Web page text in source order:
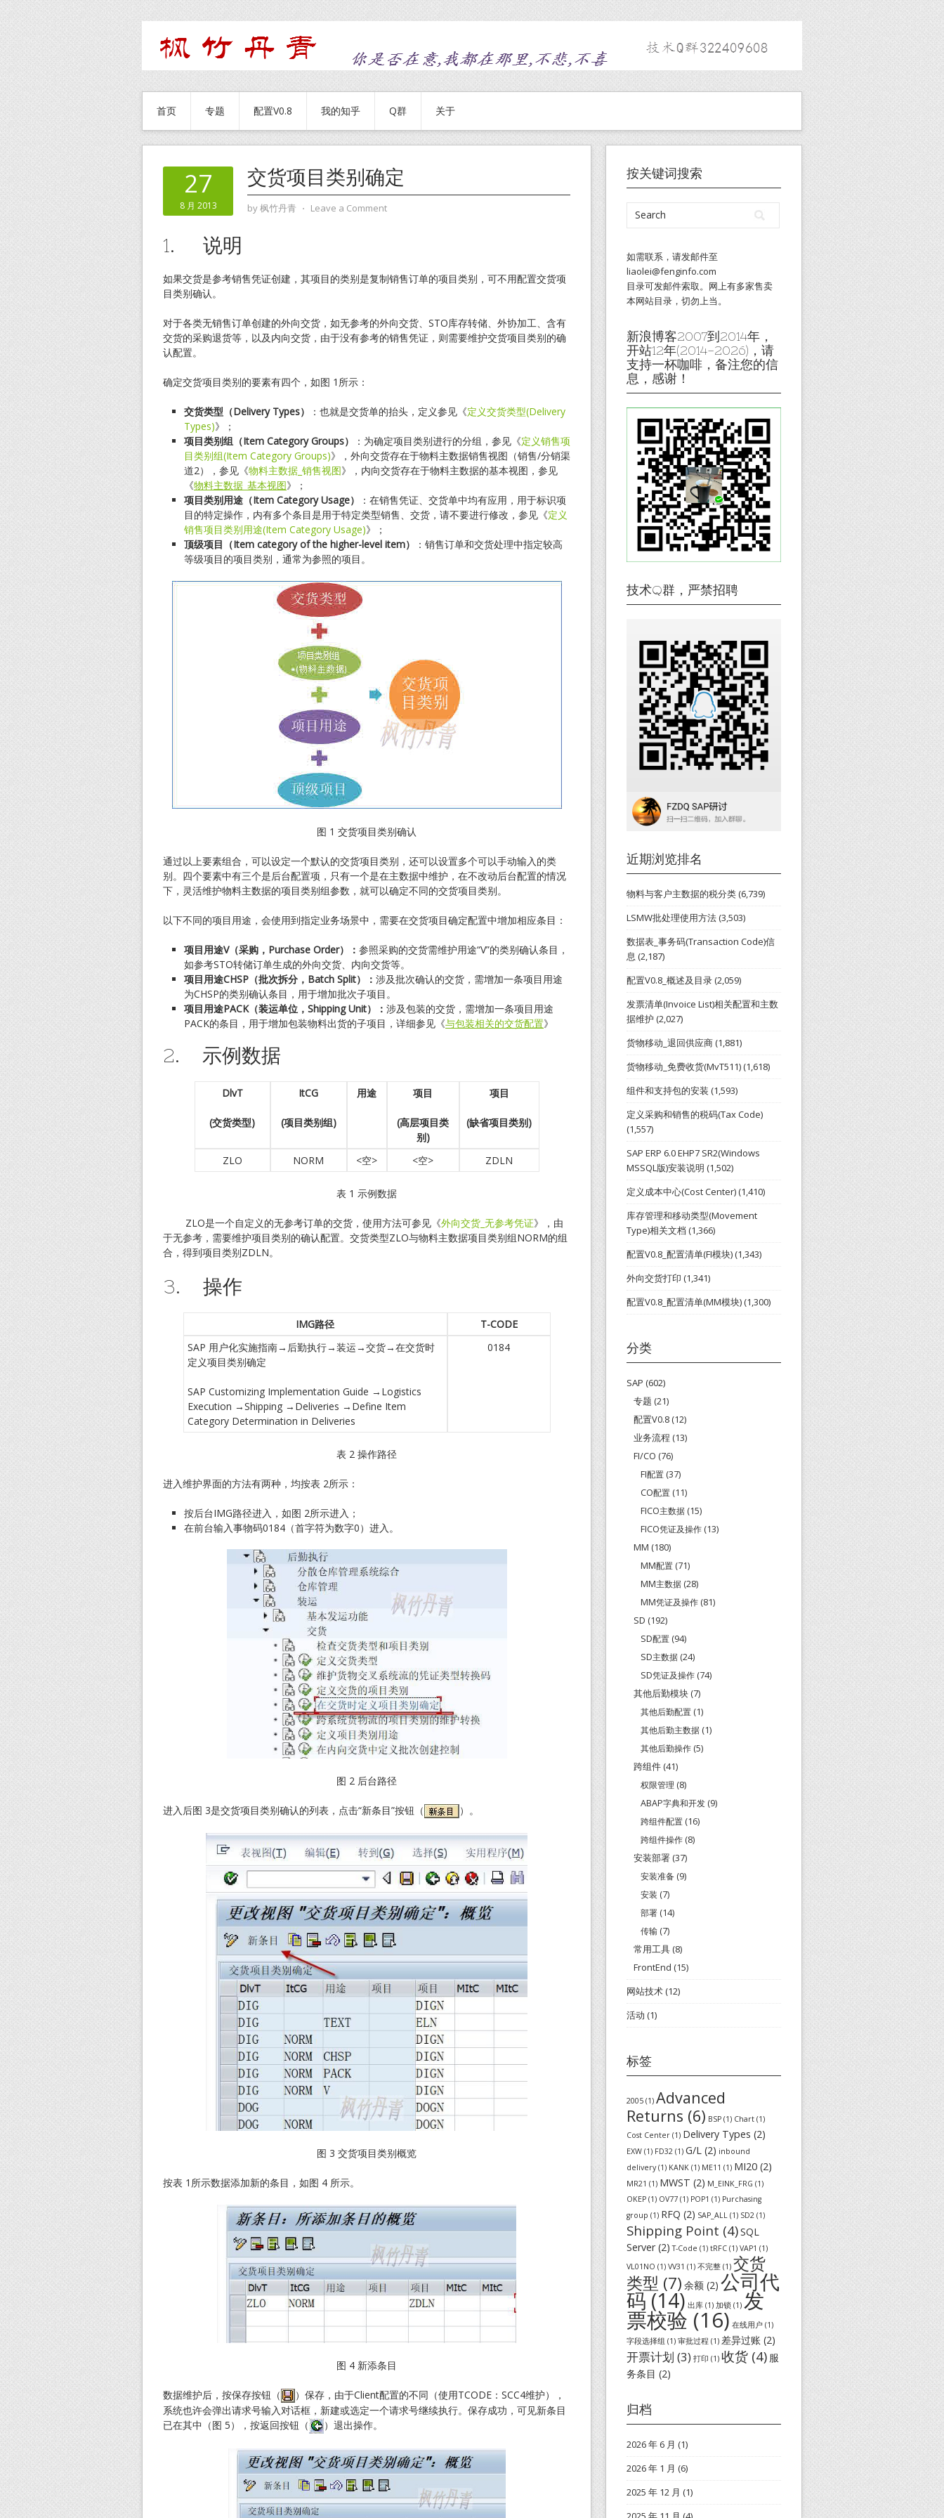
首页 专题 配置V0.8 我的知乎 Q群 关于
27
8 月 2013
交货项目类别确定
by枫竹丹青 ⋅ Leave a Comment
1. 说明
如果交货是参考销售凭证创建，其项目的类别是复制销售订单的项目类别，可不用配置交货项
目类别确认。
对于各类无销售订单创建的外向交货，如无参考的外向交货、STO库存转储、外协加工、含有
交货的采购退货等，以及内向交货，由于没有参考的销售凭证，则需要维护交货项目类别的确
认配置。
确定交货项目类别的要素有四个，如图 1所示：
交货类型（Delivery Types） ：也就是交货单的抬头，定义参见《定义交货类型(Delivery
Types)》；
项目类别组（Item Category Groups） ：为确定项目类别进行的分组，参见《定义销售项
目类别组(Item Category Groups)》，外向交货存在于物料主数据销售视图（销售/分销渠
道2），参见《物料主数据_销售视图》，内向交货存在于物料主数据的基本视图，参见
《物料主数据_基本视图》；
项目类别用途（Item Category Usage）
：在销售凭证、交货单中均有应用，用于标识项
目的特定操作，内有多个条目是用于特定类型销售、交货，请不要进行修改，参见《定义
销售项目类别用途(Item Category Usage)》；
顶级项目（Item category of the higher-level item）
：销售订单和交货处理中指定较高
等级项目的项目类别，通常为参照的项目。
图 1 交货项目类别确认
通过以上要素组合，可以设定一个默认的交货项目类别，还可以设置多个可以手动输入的类
别。四个要素中有三个是后台配置项，只有一个是在主数据中维护，在不改动后台配置的情况
下，灵活维护物料主数据的项目类别组参数，就可以确定不同的交货项目类别。
以下不同的项目用途，会使用到指定业务场景中，需要在交货项目确定配置中增加相应条目：
项目用途V（采购，Purchase Order）： 参照采购的交货需维护用途“V”的类别确认条目，
如参考STO转储订单生成的外向交货、内向交货等。
项目用途CHSP （批次拆分，Batch Split）： 涉及批次确认的交货，需增加一条项目用途
为CHSP的类别确认条目，用于增加批次子项目。
项目用途PACK（装运单位，Shipping Unit）： 涉及包装的交货，需增加一条项目用途
PACK的条目，用于增加包装物料出货的子项目，详细参见《与包装相关的交货配置》
2. 示例数据
DlvT
(交货类型)
ItCG
(项目类别组)
用途 项目
(高层项目类
别)
项目
(缺省项目类别)
ZLO NORM <空> <空> ZDLN
表 1 示例数据
ZLO是一个自定义的无参考订单的交货，使用方法可参见《外向交货_无参考凭证》，由
于无参考，需要维护项目类别的确认配置。交货类型ZLO与物料主数据项目类别组NORM的组
合，得到项目类别ZDLN。
3. 操作
IMG路径
T-CODE
SAP 用户化实施指南→后勤执行→装运→交货→在交货时
定义项目类别确定
SAP Customizing Implementation Guide →Logistics
Execution →Shipping →Deliveries →Define Item
Category Determination in Deliveries
0184
表 2 操作路径
进入维护界面的方法有两种，均按表 2所示：
按后台IMG路径进入，如图 2所示进入；
在前台输入事物码0184（首字符为数字0）进入。
图 2 后台路径
进入后图 3是交货项目类别确认的列表，点击“新条目”按钮（ ）。
图 3 交货项目类别概览
按表 1所示数据添加新的条目，如图 4 所示。
图 4 新添条目
数据维护后，按保存按钮（
）保存，由于Client配置的不同（使用TCODE：SCC4维护），
系统也许会弹出请求号输入对话框，新建或选定一个请求号继续执行。保存成功，可见新条目
已在其中（图 5），按返回按钮（
）退出操作。
按关键词搜索
如需联系，请发邮件至
liaolei@fenginfo.com
目录可发邮件索取。网上有多家售卖
本网站目录，切勿上当。
新浪博客2007到2014年，
开站12年(2014-2026)，请
支持一杯咖啡，备注您的信
息，感谢！
技术Q群，严禁招聘
近期浏览排名
物料与客户主数据的税分类(6,739)
LSMW批处理使用方法(3,503)
数据表_事务码(Transaction Code)信
息 (2,187)
配置V0.8_概述及目录(2,059)
发票清单(Invoice List)相关配置和主数
据维护 (2,027)
货物移动_退回供应商(1,881)
货物移动_免费收货(MvT511)(1,618)
组件和支持包的安装 (1,593)
定义采购和销售的税码(Tax Code)
(1,557)
SAP ERP 6.0 EHP7 SR2(Windows
MSSQL版)安装说明 (1,502)
定义成本中心(Cost Center)(1,410)
库存管理和移动类型(Movement
Type)相关文档 (1,366)
配置V0.8_配置清单(FI模块)(1,343)
外向交货打印 (1,341)
配置V0.8_配置清单(MM模块)(1,300)
分类
SAP (602)
专题 (21)
配置V0.8 (12)
业务流程 (13)
FI/CO (76)
FI配置 (37)
CO配置 (11)
FICO主数据 (15)
FICO凭证及操作 (13)
MM (180)
MM配置 (71)
MM主数据 (28)
MM凭证及操作 (81)
SD (192)
SD配置 (94)
SD主数据 (24)
SD凭证及操作 (74)
其他后勤模块 (7)
其他后勤配置 (1)
其他后勤主数据 (1)
其他后勤操作 (5)
跨组件 (41)
权限管理 (8)
ABAP字典和开发 (9)
跨组件配置 (16)
跨组件操作 (8)
安装部署 (37)
安装准备 (9)
安装 (7)
部署 (14)
传输 (7)
常用工具 (8)
FrontEnd (15)
网站技术(12)
活动 (1)
标签
2005 (1) Advanced
Returns (6) BSP (1) Chart (1)
Cost Center (1) Delivery Types (2)
EXW (1) FD32 (1) G/L (2) inbound
delivery(1) KANK (1) ME11 (1) MI20 (2)
MR21 (1) MWST (2) M_EINK_FRG (1)
OKEP (1) OV77 (1) POP1 (1) Purchasing
group (1) RFQ (2) SAP_ALL (1) SD2 (1)
Shipping Point (4)SQL
Server(2) T-Code (1) tRFC (1) VAP1 (1)
VL01NO (1) VV31 (1) 不完整 (1) 交货
类型 (7) 余额 (2) 公司代
码(14) 出库 (1) 加锁 (1) 发
票校验 (16) 在线用户 (1)
字段选择组 (1) 审批过程 (1) 差异过账 (2)
开票计划 (3) 打印 (1) 收货 (4) 服
务条目 (2)
归档
2026 年 6 月 (1)
2026 年 1 月 (6)
2025 年 12 月 (1)